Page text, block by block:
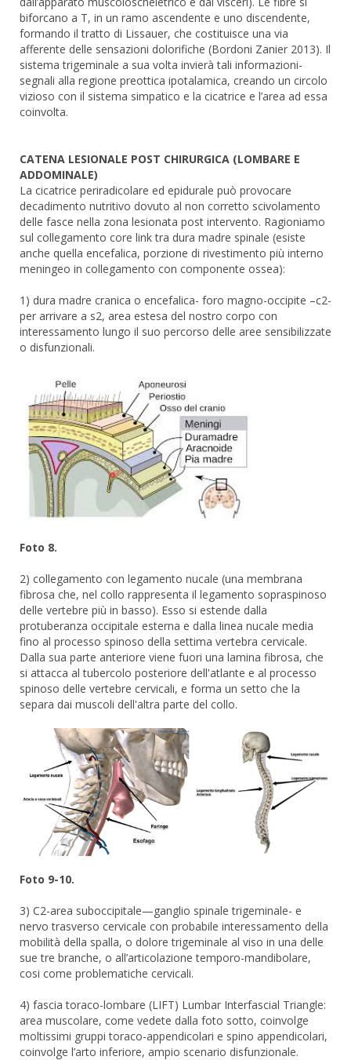
biforcano a T, in un ramo ascendente e uno discendente,
formando il tratto di Lissauer, che costituisce una via
afferente delle sensazioni dolorifiche (Bordoni Zanier 2013). Il
sistema trigeminale a sua volta invierà tali informazioni-
segnali alla regione preottica ipotalamica, creando un circolo
vizioso con il sistema simpatico e la cicatrice e l’area ad essa
coinvolta.
CATENA LESIONALE POST CHIRURGICA (LOMBARE E
ADDOMINALE)
La cicatrice periradicolare ed epidurale può provocare
decadimento nutritivo dovuto al non corretto scivolamento
delle fasce nella zona lesionata post intervento. Ragioniamo
sul collegamento core link tra dura madre spinale (esiste
anche quella encefalica, porzione di rivestimento più interno
meningeo in collegamento con componente ossea):
1) dura madre cranica o encefalica- foro magno-occipite –c2-
per arrivare a s2, area estesa del nostro corpo con
interessamento lungo il suo percorso delle aree sensibilizzate
o disfunzionali.
Foto 8.
2) collegamento con legamento nucale (una membrana
fibrosa che, nel collo rappresenta il legamento sopraspinoso
delle vertebre più in basso). Esso si estende dalla
protuberanza occipitale esterna e dalla linea nucale media
fino al processo spinoso della settima vertebra cervicale.
Dalla sua parte anteriore viene fuori una lamina fibrosa, che
si attacca al tubercolo posteriore dell'atlante e al processo
spinoso delle vertebre cervicali, e forma un setto che la
separa dai muscoli dell'altra parte del collo.
Foto 9-10.
3) C2-area suboccipitale—ganglio spinale trigeminale- e
nervo trasverso cervicale con probabile interessamento della
mobilità della spalla, o dolore trigeminale al viso in una delle
sue tre branche, o all’articolazione temporo-mandibolare,
cosi come problematiche cervicali.
4) fascia toraco-lombare (LIFT) Lumbar Interfascial Triangle:
area muscolare, come vedete dalla foto sotto, coinvolge
moltissimi gruppi toraco-appendicolari e spino appendicolari,
coinvolge l’arto inferiore, ampio scenario disfunzionale.